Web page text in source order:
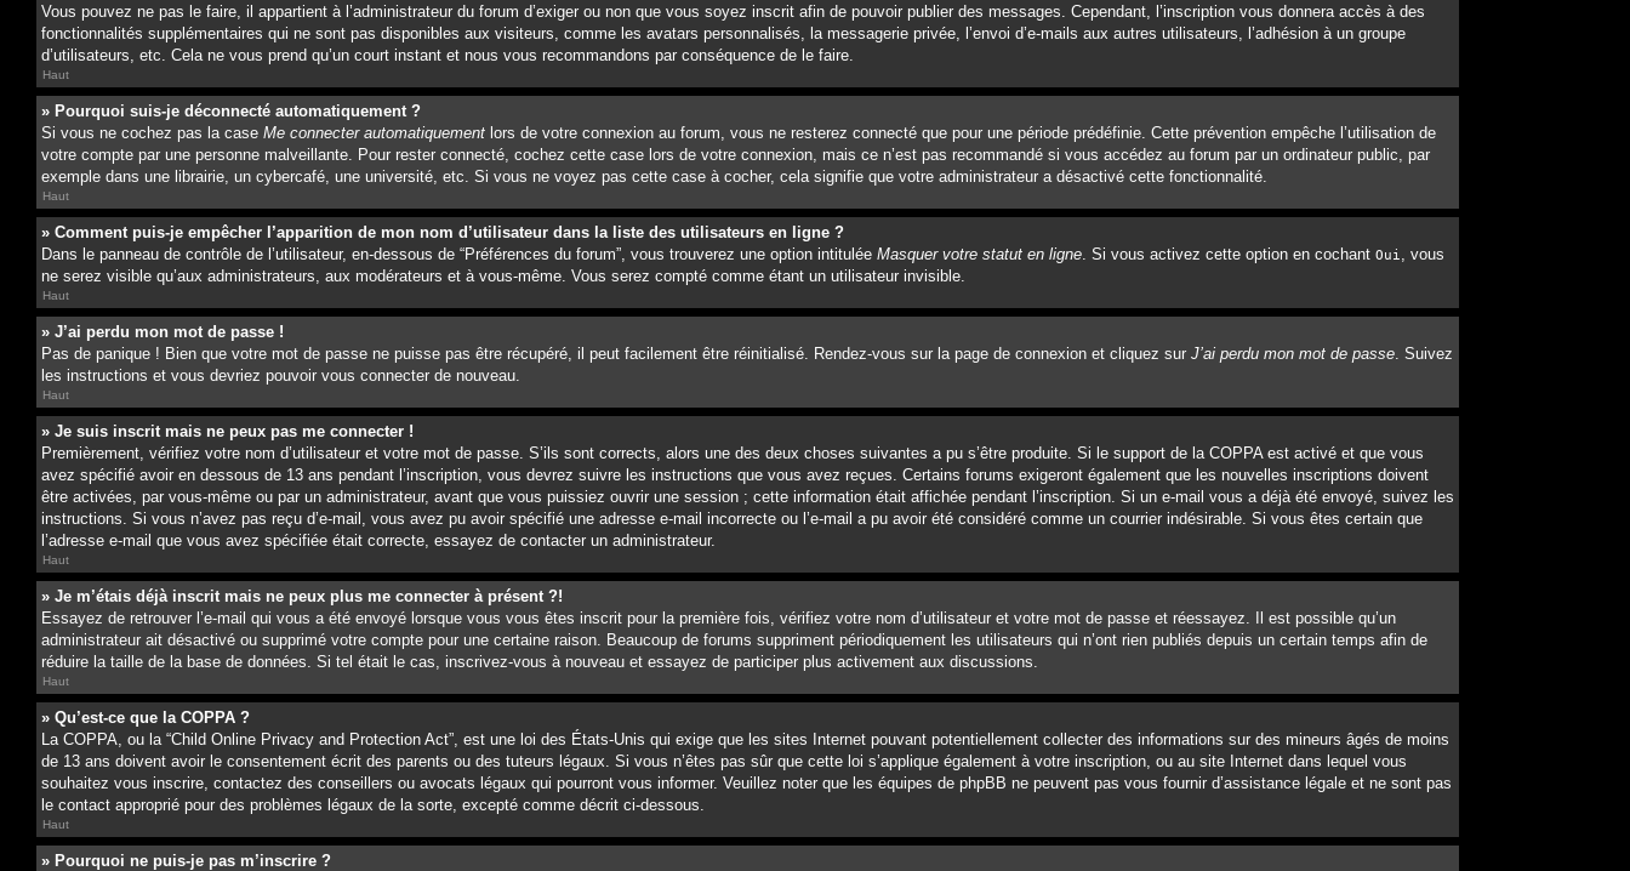
Vous pouvez ne pas le faire, il appartient à l’administrateur du forum d’exiger ou non que vous soyez inscrit afin de pouvoir publier des messages. Cependant, l’inscription vous donnera accès à des
fonctionnalités supplémentaires qui ne sont pas disponibles aux visiteurs, comme les avatars personnalisés, la messagerie privée, l’envoi d’e-mails aux autres utilisateurs, l’adhésion à un groupe
d’utilisateurs, etc. Cela ne vous prend qu’un court instant et nous vous recommandons par conséquence de le faire.
Haut
» Pourquoi suis-je déconnecté automatiquement ?
Si vous ne cochez pas la case Me connecter automatiquement lors de votre connexion au forum, vous ne resterez connecté que pour une période prédéfinie. Cette prévention empêche l’utilisation de
votre compte par une personne malveillante. Pour rester connecté, cochez cette case lors de votre connexion, mais ce n’est pas recommandé si vous accédez au forum par un ordinateur public, par
exemple dans une librairie, un cybercafé, une université, etc. Si vous ne voyez pas cette case à cocher, cela signifie que votre administrateur a désactivé cette fonctionnalité.
Haut
» Comment puis-je empêcher l’apparition de mon nom d’utilisateur dans la liste des utilisateurs en ligne ?
Dans le panneau de contrôle de l’utilisateur, en-dessous de “Préférences du forum”, vous trouverez une option intitulée Masquer votre statut en ligne. Si vous activez cette option en cochant Oui , vous
ne serez visible qu’aux administrateurs, aux modérateurs et à vous-même. Vous serez compté comme étant un utilisateur invisible.
Haut
» J’ai perdu mon mot de passe !
Pas de panique ! Bien que votre mot de passe ne puisse pas être récupéré, il peut facilement être réinitialisé. Rendez-vous sur la page de connexion et cliquez sur J’ai perdu mon mot de passe. Suivez
les instructions et vous devriez pouvoir vous connecter de nouveau.
Haut
» Je suis inscrit mais ne peux pas me connecter !
Premièrement, vérifiez votre nom d’utilisateur et votre mot de passe. S’ils sont corrects, alors une des deux choses suivantes a pu s’être produite. Si le support de la COPPA est activé et que vous
avez spécifié avoir en dessous de 13 ans pendant l’inscription, vous devrez suivre les instructions que vous avez reçues. Certains forums exigeront également que les nouvelles inscriptions doivent
être activées, par vous-même ou par un administrateur, avant que vous puissiez ouvrir une session ; cette information était affichée pendant l’inscription. Si un e-mail vous a déjà été envoyé, suivez les
instructions. Si vous n’avez pas reçu d’e-mail, vous avez pu avoir spécifié une adresse e-mail incorrecte ou l’e-mail a pu avoir été considéré comme un courrier indésirable. Si vous êtes certain que
l’adresse e-mail que vous avez spécifiée était correcte, essayez de contacter un administrateur.
Haut
» Je m’étais déjà inscrit mais ne peux plus me connecter à présent ?!
Essayez de retrouver l’e-mail qui vous a été envoyé lorsque vous vous êtes inscrit pour la première fois, vérifiez votre nom d’utilisateur et votre mot de passe et réessayez. Il est possible qu’un
administrateur ait désactivé ou supprimé votre compte pour une certaine raison. Beaucoup de forums suppriment périodiquement les utilisateurs qui n’ont rien publiés depuis un certain temps afin de
réduire la taille de la base de données. Si tel était le cas, inscrivez-vous à nouveau et essayez de participer plus activement aux discussions.
Haut
» Qu’est-ce que la COPPA ?
La COPPA, ou la “Child Online Privacy and Protection Act”, est une loi des États-Unis qui exige que les sites Internet pouvant potentiellement collecter des informations sur des mineurs âgés de moins
de 13 ans doivent avoir le consentement écrit des parents ou des tuteurs légaux. Si vous n’êtes pas sûr que cette loi s’applique également à votre inscription, ou au site Internet dans lequel vous
souhaitez vous inscrire, contactez des conseillers ou avocats légaux qui pourront vous informer. Veuillez noter que les équipes de phpBB ne peuvent pas vous fournir d’assistance légale et ne sont pas
le contact approprié pour des problèmes légaux de la sorte, excepté comme décrit ci-dessous.
Haut
» Pourquoi ne puis-je pas m’inscrire ?